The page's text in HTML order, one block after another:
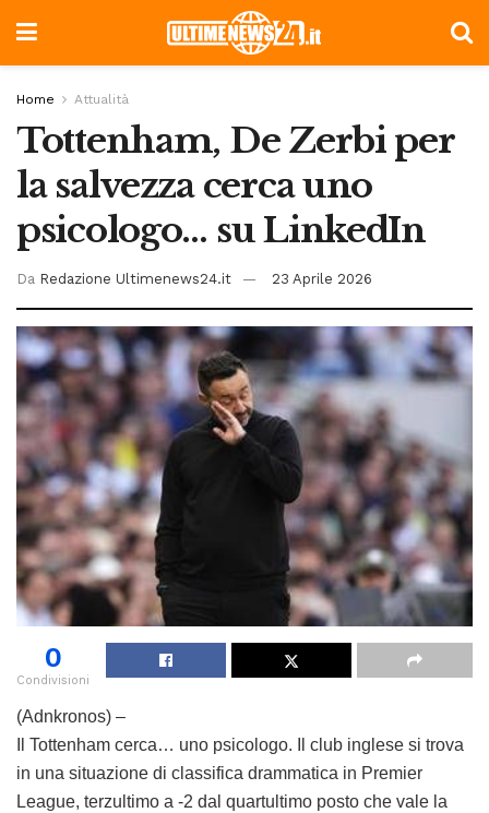
Home Attualità
Tottenham, De Zerbi per
la salvezza cerca uno
psicologo… su LinkedIn
Da Redazione Ultimenews24.it 23 Aprile 2026
0
Condivisioni
(Adnkronos) –
Il Tottenham cerca… uno psicologo. Il club inglese si trova
in una situazione di classifica drammatica in Premier
League, terzultimo a -2 dal quartultimo posto che vale la